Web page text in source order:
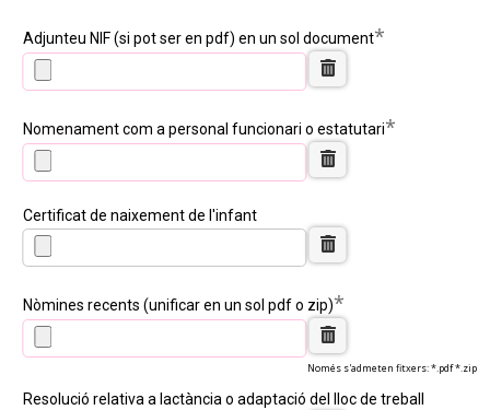
Adjunteu NIF (si pot ser en pdf) en un sol document*
Nomenament com a personal funcionari o estatutari*
Certificat de naixement de l'infant
Nòmines recents (unificar en un sol pdf o zip)*
Només s'admeten fitxers: *.pdf *.zip
Resolució relativa a lactància o adaptació del lloc de treball